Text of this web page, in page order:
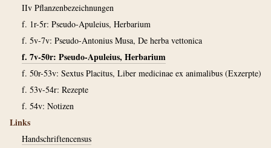
IIv Pflanzenbezeichnungen
f. 1r-5r: Pseudo-Apuleius, Herbarium
f. 5v-7v: Pseudo-Antonius Musa, De herba vettonica
f. 7v-50r: Pseudo-Apuleius, Herbarium
f. 50r-53v: Sextus Placitus, Liber medicinae ex animalibus (Exzerpte)
f. 53v-54r: Rezepte
f. 54v: Notizen
Links
Handschriftencensus